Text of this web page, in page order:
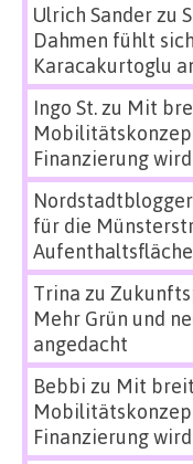
Ulrich Sanderzu
Dahmen fühlt
Karacakurtoglu
Ingo St.zu Mit
Finanzierung
für die
Trina zu
Mehr Grün und
angedacht
Bebbi zu Mit
Finanzierung